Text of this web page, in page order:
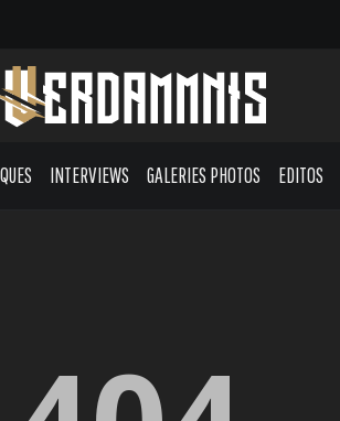
INTERVIEWS GALERIES PHOTOS EDITOS